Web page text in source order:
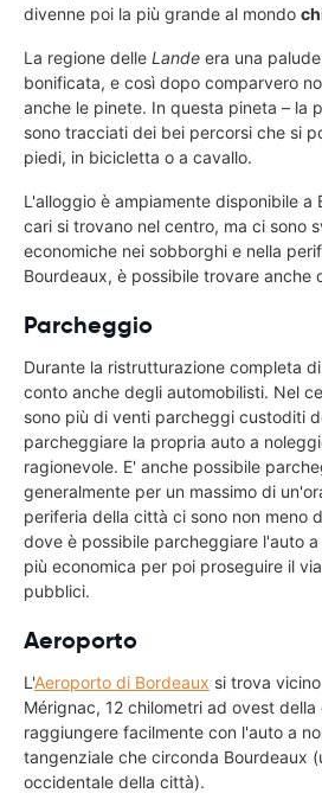
divenne poi la più grande al mondo
La regione delle Lande era una
bonificata, e così dopo comparvero
anche le pinete. In questa pineta – la
sono tracciati dei bei percorsi che si
piedi, in bicicletta o a cavallo.
L'alloggio è ampiamente disponibile a
cari si trovano nel centro, ma ci sono
economiche nei sobborghi e nella
Bourdeaux, è possibile trovare anche
Parcheggio
Durante la ristrutturazione completa
conto anche degli automobilisti. Nel
sono più di venti parcheggi custoditi
parcheggiare la propria auto a
ragionevole. E' anche possibile
generalmente per un massimo di
periferia della città ci sono non meno
dove è possibile parcheggiare l'auto
più economica per poi proseguire il
pubblici.
Aeroporto
L'Aeroporto di Bordeaux si trova
Mérignac, 12 chilometri ad ovest
raggiungere facilmente con l'auto a
tangenziale che circonda Bourdeaux
occidentale della città).